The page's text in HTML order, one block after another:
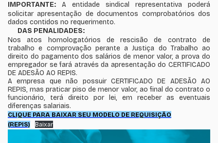
IMPORTANTE: A entidade sindical representativa poderá
solicitar apresentação de documentos comprobatórios dos
dados contidos no requerimento.
DAS PENALIDADES:
Nos atos homologatórios de rescisão de contrato de
trabalho e comprovação perante a Justiça do Trabalho ao
direito do pagamento dos salários de menor valor, a prova do
empregador se fará através da apresentação do CERTIFICADO
DE ADESÃO AO REPIS.
A empresa que não possuir CERTIFICADO DE ADESÃO AO
REPIS, mas praticar piso de menor valor, ao final do contrato o
funcionário, terá direito por lei, em receber as eventuais
diferenças salariais.
CLIQUE PARA BAIXAR SEU MODELO DE REQUISIÇÃO
(REPIS)
Baixar